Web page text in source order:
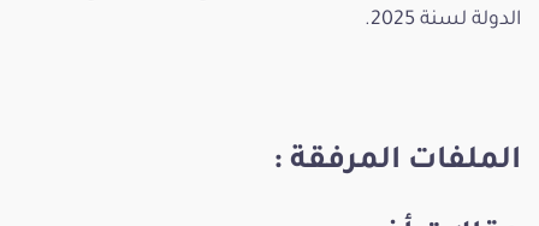
الدولة لسنة 2025.
الملفات المرفقة :